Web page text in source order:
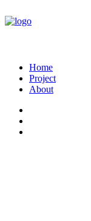
Home
Project
About